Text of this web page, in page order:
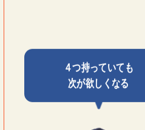
４つ持っていても
次が欲しくなる